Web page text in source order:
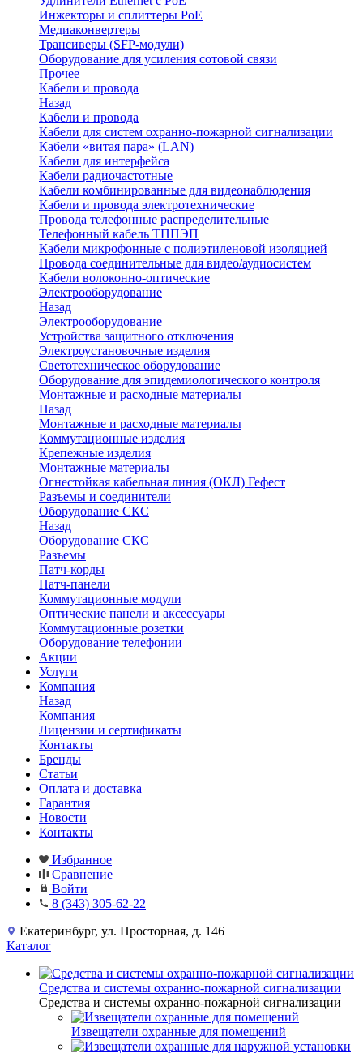
Инжекторы и сплиттеры PoE
Медиаконвертеры
Трансиверы (SFP-модули)
Оборудование для усиления сотовой связи
Прочее
Кабели и провода
Назад
Кабели и провода
Кабели для систем охранно-пожарной сигнализации
Кабели «витая пара» (LAN)
Кабели для интерфейса
Кабели радиочастотные
Кабели комбинированные для видеонаблюдения
Кабели и провода электротехнические
Провода телефонные распределительные
Телефонный кабель ТППЭП
Кабели микрофонные с полиэтиленовой изоляцией
Провода соединительные для видео/аудиосистем
Кабели волоконно-оптические
Электрооборудование
Назад
Электрооборудование
Устройства защитного отключения
Электроустановочные изделия
Светотехническое оборудование
Оборудование для эпидемиологического контроля
Монтажные и расходные материалы
Назад
Монтажные и расходные материалы
Коммутационные изделия
Крепежные изделия
Монтажные материалы
Огнестойкая кабельная линия (ОКЛ) Гефест
Разъемы и соединители
Оборудование СКС
Назад
Оборудование СКС
Разъемы
Патч-корды
Патч-панели
Коммутационные модули
Оптические панели и аксессуары
Коммутационные розетки
Оборудование телефонии
Акции
Услуги
Компания
Назад
Компания
Лицензии и сертификаты
Контакты
Бренды
Статьи
Оплата и доставка
Гарантия
Новости
Контакты
Избранное
Сравнение
Войти
8 (343) 305-62-22
Екатеринбург, ул. Просторная, д. 146
Каталог
Средства и системы охранно-пожарной сигнализации
Средства и системы охранно-пожарной сигнализации
Извещатели охранные для помещений